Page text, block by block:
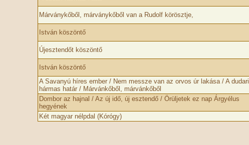
Márványkőből, márványkőből van a Rudolf körösztje,
István köszöntő
Újesztendőt köszöntő
István köszöntő
A Savanyú híres ember / Nem messze van az orvos úr lakása / A dudari
hármas határ / Márvánkőből, márvánkőből
Dombor az hajnal / Az új idő, új esztendő / Örüljetek ez nap Árgyélus
hegyének
Két magyar nélpdal (Kórógy)